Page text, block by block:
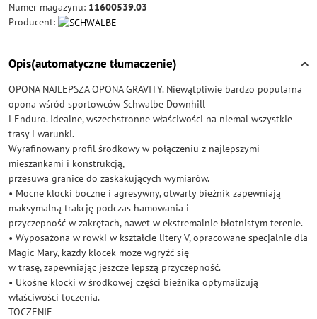
Numer magazynu: 11600539.03
Producent:
Opis(automatyczne tłumaczenie)
OPONA NAJLEPSZA OPONA GRAVITY. Niewątpliwie bardzo popularna
opona wśród sportowców Schwalbe Downhill
i Enduro. Idealne, wszechstronne właściwości na niemal wszystkie
trasy i warunki.
Wyrafinowany profil środkowy w połączeniu z najlepszymi
mieszankami i konstrukcją,
przesuwa granice do zaskakujących wymiarów.
• Mocne klocki boczne i agresywny, otwarty bieżnik zapewniają
maksymalną trakcję podczas hamowania i
przyczepność w zakrętach, nawet w ekstremalnie błotnistym terenie.
• Wyposażona w rowki w kształcie litery V, opracowane specjalnie dla
Magic Mary, każdy klocek może wgryźć się
w trasę, zapewniając jeszcze lepszą przyczepność.
• Ukośne klocki w środkowej części bieżnika optymalizują
właściwości toczenia.
TOCZENIE